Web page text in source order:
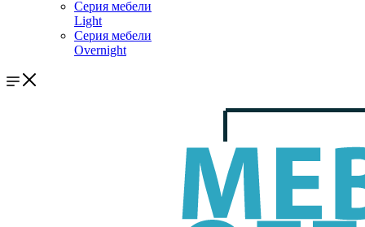
Серия мебели
Light
Серия мебели
Overnight